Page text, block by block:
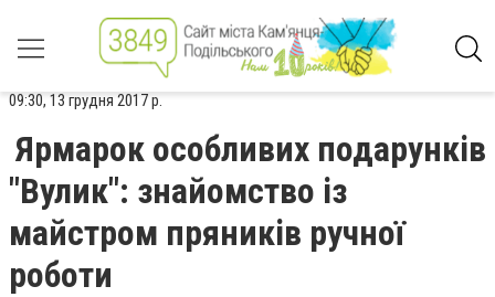
09:30, 13 грудня 2017 р.
Ярмарок особливих подарунків
"Вулик": знайомство із
майстром пряників ручної
роботи